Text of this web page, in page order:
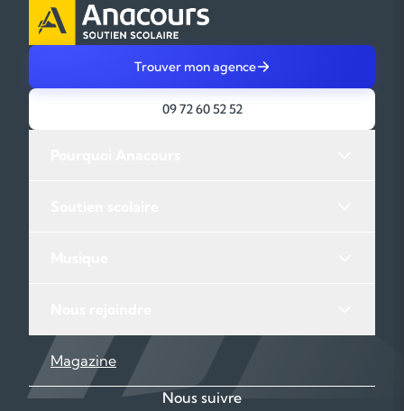
Trouver mon agence
09 72 60 52 52
Magazine
Nous suivre